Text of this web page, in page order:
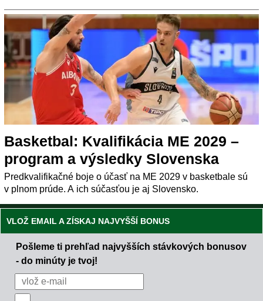
Basketbal: Kvalifikácia ME 2029 –
program a výsledky Slovenska
Predkvalifikačné boje o účasť na ME 2029 v basketbale sú
v plnom prúde. A ich súčasťou je aj Slovensko.
VLOŽ EMAIL A ZÍSKAJ NAJVYŠŠÍ BONUS
Pošleme ti prehľad najvyšších stávkových bonusov
- do minúty je tvoj!